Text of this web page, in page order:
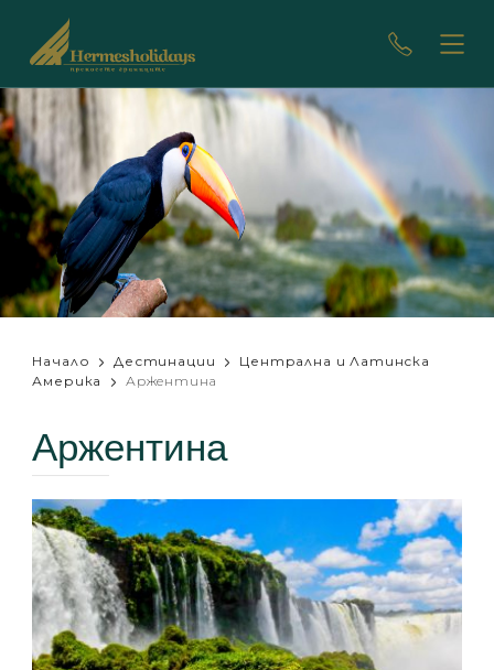
Начало Дестинации
Централна и Латинска
Америка
Аржентина
Аржентина